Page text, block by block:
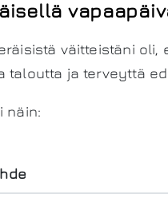
väitteistäni
taloutta ja terveyttä
näin: